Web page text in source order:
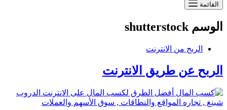
القائمة
الوسم
الربح من الانترنت
الربح عن طريق الانترنت